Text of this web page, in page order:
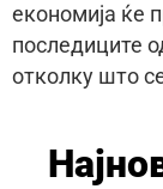
економија ќе
последиците
отколку што